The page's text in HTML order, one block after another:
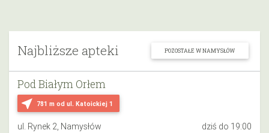
Najbliższe apteki POZOSTAŁE W NAMYSŁÓW
near_me 781 m od ul. Katoickiej 1
Pod Białym Orłem
ul. Rynek 2, Namysłów dziś do 19:00